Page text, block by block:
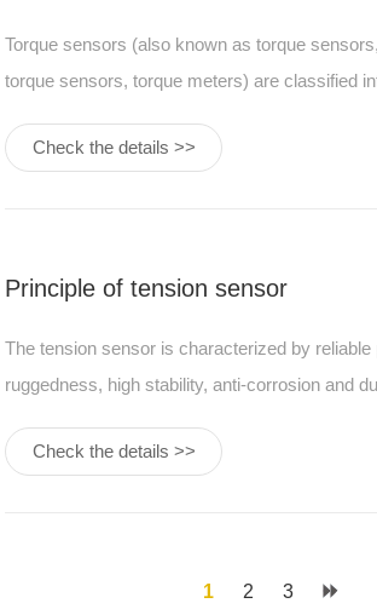
Torque sensors (also known as torque
torque sensors, torque meters) are classified
torque sensors, torque speed sensors, non-
Check the details >>
Principle of tension sensor
The tension sensor is characterized by reliable
ruggedness, high stability, anti-corrosion and
weighing systems, automotive press-fit,
Check the details >>
1 2 3